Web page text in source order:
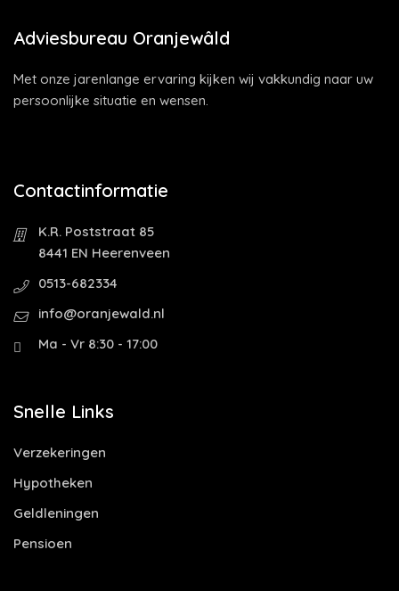
Adviesbureau Oranjewâld
Met onze jarenlange ervaring kijken wij vakkundig naar uw
persoonlijke situatie en wensen.
Contactinformatie
K.R. Poststraat 85
8441 EN Heerenveen
0513-682334
info@oranjewald.nl
Ma - Vr 8:30 - 17:00
Snelle Links
Verzekeringen
Hypotheken
Geldleningen
Pensioen